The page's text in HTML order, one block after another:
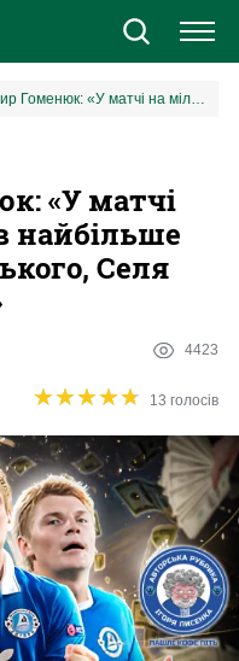
Володимир Гоменюк: «У матчі на мільйон я забив найбільше команді Коломойського, Селя про це промовчав»
«У матчі
найбільше
Селя
4423
★★★★★
★★★★★ 13 голосів